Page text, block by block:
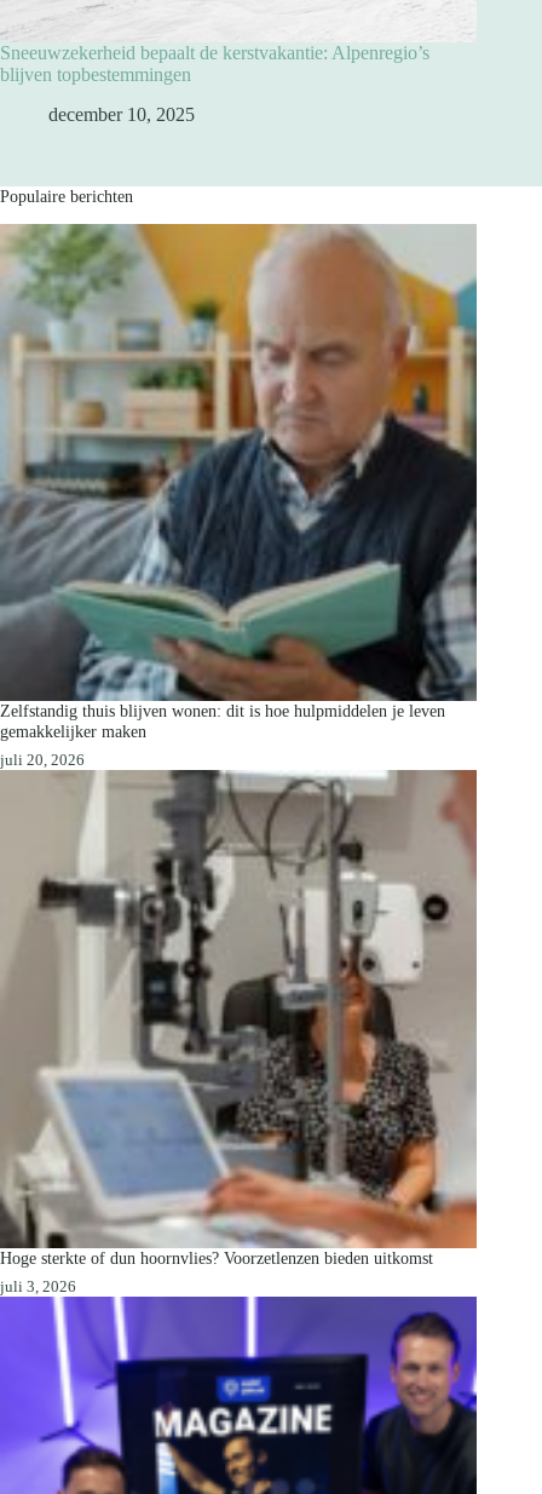
Sneeuwzekerheid bepaalt de kerstvakantie: Alpenregio’s
blijven topbestemmingen
december 10, 2025
Populaire berichten
Zelfstandig thuis blijven wonen: dit is hoe hulpmiddelen je leven
gemakkelijker maken
juli 20, 2026
Hoge sterkte of dun hoornvlies? Voorzetlenzen bieden uitkomst
juli 3, 2026